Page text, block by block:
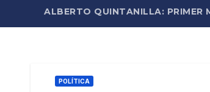
ALBERTO QUINTANILLA: PRIMER
POLÍTICA